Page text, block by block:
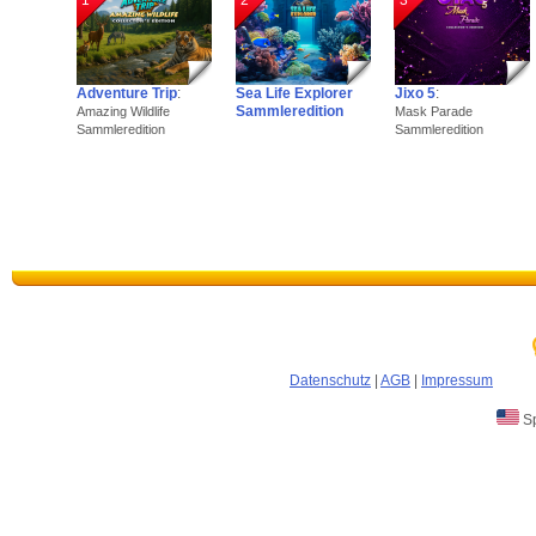
Adventure Trip:
Amazing Wildlife
Sammleredition
Sea Life Explorer
Sammleredition
Jixo 5:
Mask Parade
Sammleredition
Datenschutz AGB Impressum